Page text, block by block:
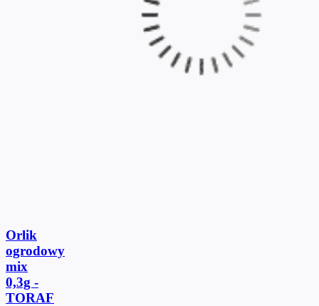
Orlik
ogrodowy
mix
0,3g -
TORAF